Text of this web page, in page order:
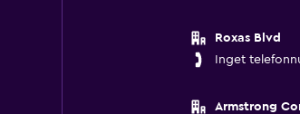
Roxas Blvd
Inget
Armstrong